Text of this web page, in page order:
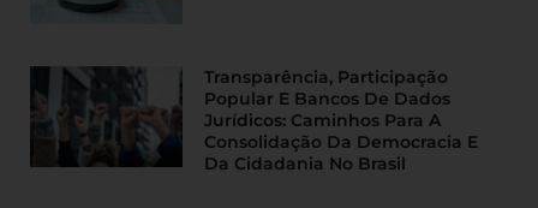
Transparência, Participação
Popular E Bancos De Dados
Jurídicos: Caminhos Para A
Consolidação Da Democracia E
Da Cidadania No Brasil